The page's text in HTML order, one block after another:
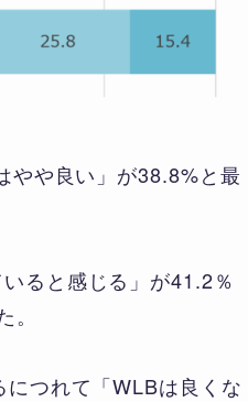
やや良い」が38.8%と最
ると感じる」が41.2％
つれて「WLBは良くな